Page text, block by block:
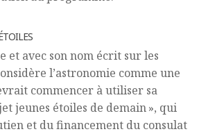
et avec son nom écrit sur les
l’astronomie comme une
commencer à utiliser sa
jeunes étoiles de demain », qui
et du financement du consulat